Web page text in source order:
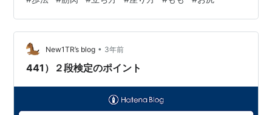
るときは、左右両方を同時に使った状態です。
New1TR’s blog • 3年前
441）２段検定のポイント